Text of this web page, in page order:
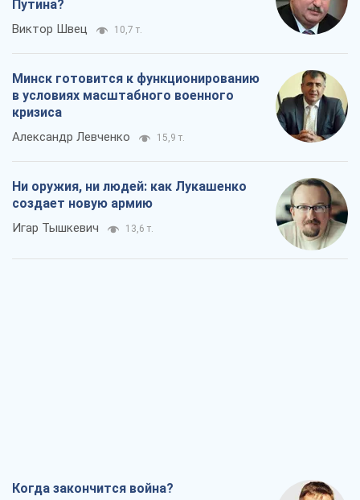
Путина?
Виктор Швец 10,7 т.
Минск готовится к функционированию
в условиях масштабного военного
кризиса
Александр Левченко 15,9 т.
Ни оружия, ни людей: как Лукашенко
создает новую армию
Игар Тышкевич 13,6 т.
Когда закончится война?